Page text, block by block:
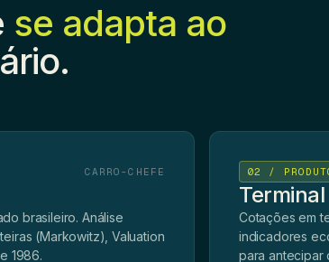
se adapta ao
CARRO-CHEFE
brasileiro. Análise
(Markowitz), Valuation
1986.
02 /
Cotações em
indicadores
para antecipar